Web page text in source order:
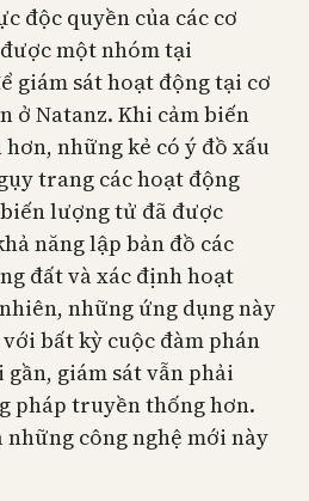
độc quyền của các cơ
một nhóm tại
giám sát hoạt động tại cơ
ở Natanz. Khi cảm biến
những kẻ có ý đồ xấu
trang các hoạt động
lượng tử đã được
năng lập bản đồ các
đất và xác định hoạt
những ứng dụng này
bất kỳ cuộc đàm phán
giám sát vẫn phải
pháp truyền thống hơn.
những công nghệ mới này